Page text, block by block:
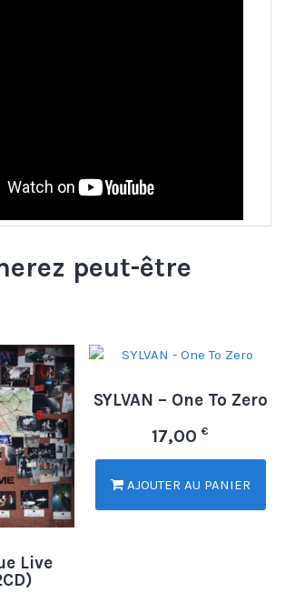
peut-être
Live
SYLVAN – One To Zero
17,00€
AJOUTER AU PANIER